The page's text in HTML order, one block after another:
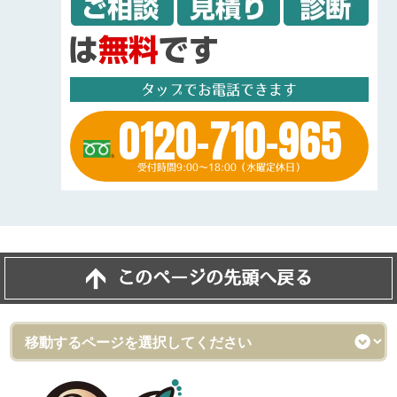
タップでお電話できます
0120-710-965
受付時間9:00～18:00（水曜定休日）
このページの先頭へ戻る